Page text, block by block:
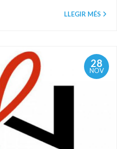
LLEGIR MÉS
28
NOV